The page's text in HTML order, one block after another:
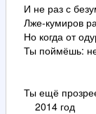
И не раз с
Лже-кумиров
Но когда от
Ты поймёшь:
Ты ещё
2014 год